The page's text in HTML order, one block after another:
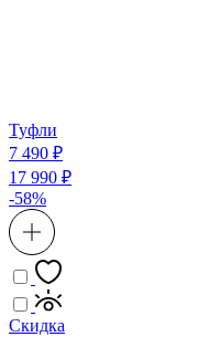
Туфли
7 490 ₽
17 990 ₽
-58%
Скидка